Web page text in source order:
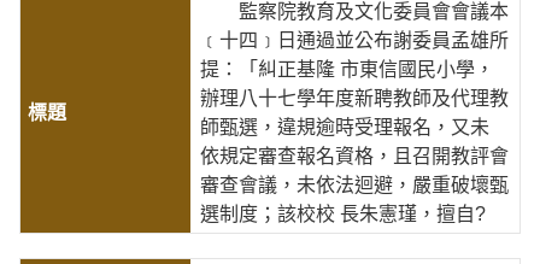
監察院教育及文化委員會會議本
﹝十四﹞日通過並公布謝委員孟雄所
提：「糾正基隆 市東信國民小學，
辦理八十七學年度新聘教師及代理教
師甄選，違規逾時受理報名，又未
依規定審查報名資格，且召開教評會
審查會議，未依法迴避，嚴重破壞甄
選制度；該校校 長朱憲瑾，擅自?